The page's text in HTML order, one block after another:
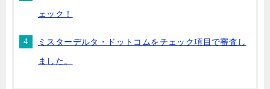
ェック！
ミスターデルタ・ドットコムをチェック項目で審査し
ました。